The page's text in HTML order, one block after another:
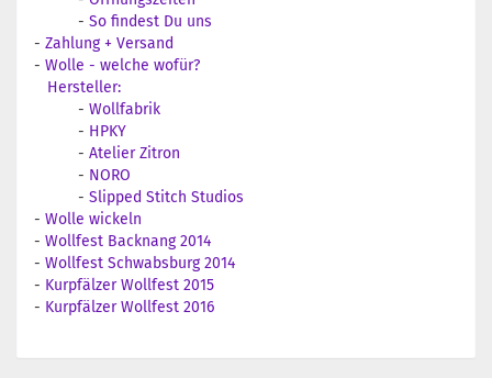
- So findest Du uns
- Zahlung + Versand
- Wolle - welche wofür?
Hersteller:
- Wollfabrik
- HPKY
- Atelier Zitron
- NORO
- Slipped Stitch Studios
- Wolle wickeln
- Wollfest Backnang 2014
- Wollfest Schwabsburg 2014
- Kurpfälzer Wollfest 2015
- Kurpfälzer Wollfest 2016